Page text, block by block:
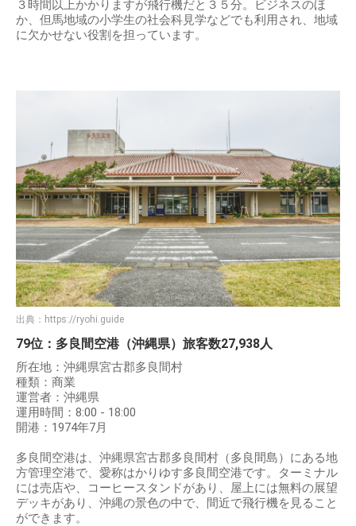
３時間以上かかりますが飛行機だと３５分。ビジネスのほ
か、但馬地域の小学生の社会科見学などでも利用され、地域
に欠かせない役割を担っています。
出典： https://ryohi.guide
79位：多良間空港（沖縄県）旅客数27,938人
所在地：沖縄県宮古郡多良間村
種類：商業
運営者：沖縄県
運用時間：8:00 - 18:00
開港：1974年7月
多良間空港は、沖縄県宮古郡多良間村（多良間島）にある地
方管理空港で、愛称はかりゆす多良間空港です。ターミナル
には売店や、コーヒースタンドがあり、屋上には無料の展望
デッキがあり、沖縄の景色の中で、間近で飛行機を見ること
ができます。